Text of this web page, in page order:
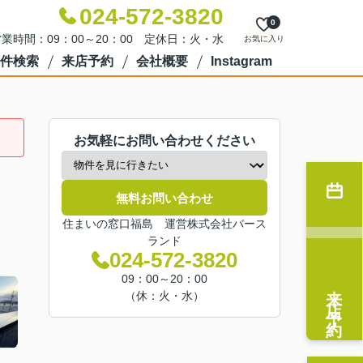
024-572-3820
時間：09：00～20：00 定休日：火・水 お気に入り
0
検索 来店予約 会社概要 Instagram
お気軽にお問い合わせください
無料お問い合わせ
住まいの窓口福島 運営株式会社バース
ランド
024-572-3820
09：00～20：00
（休：火・水）
来店予約